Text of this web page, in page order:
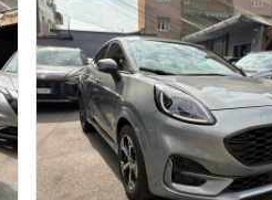
metallizzato • 5 Porte • ABS •
Airbag laterali • Airbag posteriore
testa • Alzacristalli elettrici •
Apple CarPlay • Autoradio •
digitale • Bluetooth •
Bracciolo • Cerchi in lega •
centralizzata • Chiusura
telecomandata • Climatizzatore •
Climatizzatore automatico, 2 zone